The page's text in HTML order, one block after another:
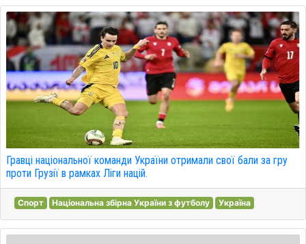
Гравці національної команди України отримали свої бали за гру
проти Грузії в рамках Ліги націй.
Спорт Національна збірна України з футболу Україна